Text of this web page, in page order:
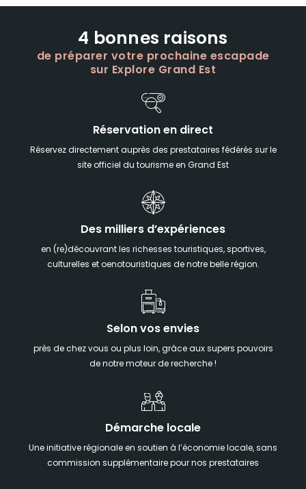
4 bonnes raisons
de préparer votre prochaine escapade
sur Explore Grand Est
Réservation en direct
Réservez directement auprès des prestataires fédérés sur le
site officiel du tourisme en Grand Est
Des milliers d’expériences
en (re)découvrant les richesses touristiques, sportives,
culturelles et oenotouristiques de notre belle région.
Selon vos envies
près de chez vous ou plus loin, grâce aux supers pouvoirs
de notre moteur de recherche !
Démarche locale
Une initiative régionale en soutien à l’économie locale, sans
commission supplémentaire pour nos prestataires